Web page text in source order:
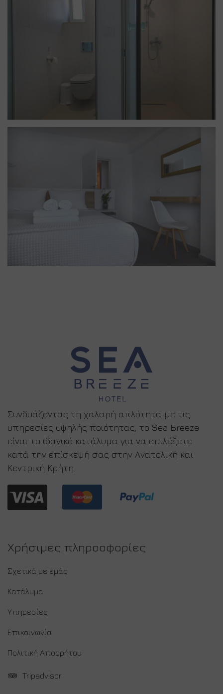
Συνδυάζοντας τη χαλαρή απλότητα με τις
υπηρεσίες υψηλής ποιότητας, το Sea Breeze
είναι το ιδανικό κατάλυμα για να επιλέξετε
κατά την επίσκεψή σας στην Ανατολική και
Κεντρική Κρήτη.
Χρήσιμες πληροοφορίες
Σχετικά με εμάς
Κατάλυμα
Υπηρεσίες
Επικοινωνία
Πολιτική Απορρήτου
Tripadvisor